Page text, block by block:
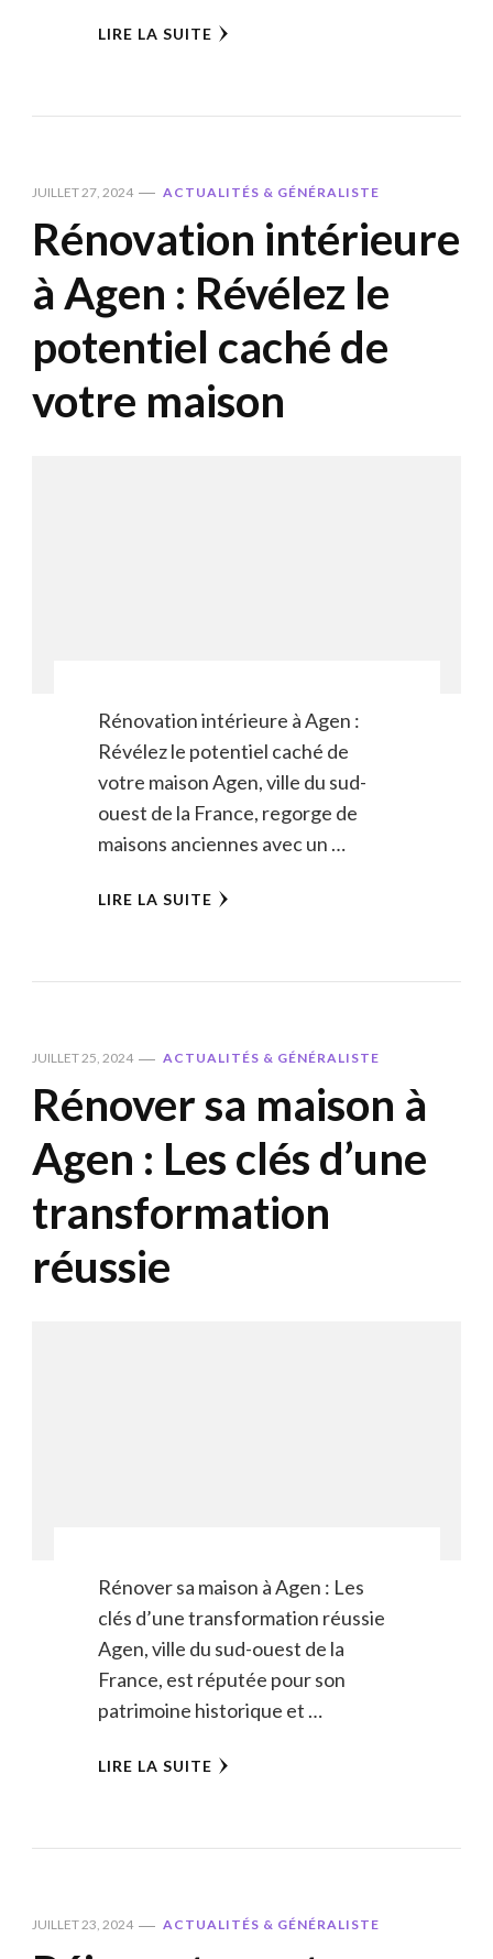
LIRE LA SUITE
JUILLET 27, 2024 ACTUALITÉS & GÉNÉRALISTE
Rénovation intérieure
à Agen : Révélez le
potentiel caché de
votre maison
Rénovation intérieure à Agen :
Révélez le potentiel caché de
votre maison Agen, ville du sud-
ouest de la France, regorge de
maisons anciennes avec un …
LIRE LA SUITE
JUILLET 25, 2024 ACTUALITÉS & GÉNÉRALISTE
Rénover sa maison à
Agen : Les clés d’une
transformation
réussie
Rénover sa maison à Agen : Les
clés d’une transformation réussie
Agen, ville du sud-ouest de la
France, est réputée pour son
patrimoine historique et …
LIRE LA SUITE
JUILLET 23, 2024 ACTUALITÉS & GÉNÉRALISTE